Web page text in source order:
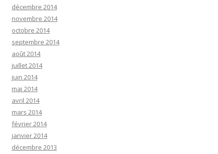
décembre 2014
novembre 2014
octobre 2014
septembre 2014
août 2014
juillet 2014
juin 2014
mai 2014
avril 2014
mars 2014
février 2014
janvier 2014
décembre 2013